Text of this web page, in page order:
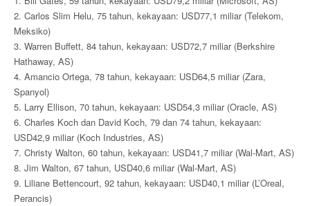
2. Carlos Slim Helu, 75 tahun, kekayaan: USD77,1 miliar (Telekom,
Meksiko)
3. Warren Buffett, 84 tahun, kekayaan: USD72,7 miliar (Berkshire
Hathaway, AS)
4. Amancio Ortega, 78 tahun, kekayaan: USD64,5 miliar (Zara,
Spanyol)
5. Larry Ellison, 70 tahun, kekayaan: USD54,3 miliar (Oracle, AS)
6. Charles Koch dan David Koch, 79 dan 74 tahun, kekayaan:
USD42,9 miliar (Koch Industries, AS)
7. Christy Walton, 60 tahun, kekayaan: USD41,7 miliar (Wal-Mart, AS)
8. Jim Walton, 67 tahun, USD40,6 miliar (Wal-Mart, AS)
9. Liliane Bettencourt, 92 tahun, kekayaan: USD40,1 miliar (L’Oreal,
Perancis)